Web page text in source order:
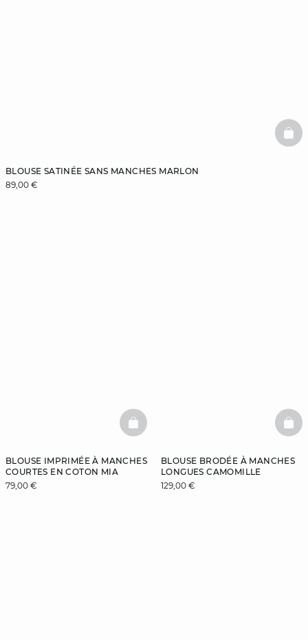
BLOUSE SATINÉE SANS MANCHES MARLON
89,00 €
BLOUSE IMPRIMÉE À MANCHES
COURTES EN COTON MIA
79,00 €
BASKETFULL
BLOUSE BRODÉE À MANCHES
LONGUES CAMOMILLE
129,00 €